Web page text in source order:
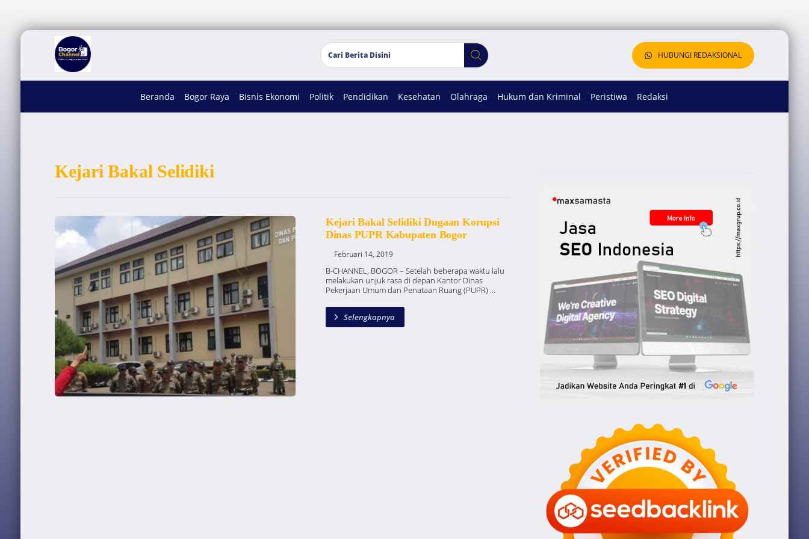
HUBUNGI REDAKSIONAL
Beranda Bogor Raya Bisnis Ekonomi Politik Pendidikan Kesehatan Olahraga Hukum dan Kriminal Peristiwa Redaksi
Kejari Bakal Selidiki
Kejari Bakal Selidiki Dugaan Korupsi
Dinas PUPR Kabupaten Bogor
Februari 14, 2019
B-CHANNEL, BOGOR – Setelah beberapa waktu lalu
melakukan unjuk rasa di depan Kantor Dinas
Pekerjaan Umum dan Penataan Ruang (PUPR) ...
Selengkapnya